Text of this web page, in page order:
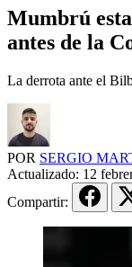
Mumbrú
antes de la
La derrota ante el
POR SERGIO
Actualizado: 12
Compartir: